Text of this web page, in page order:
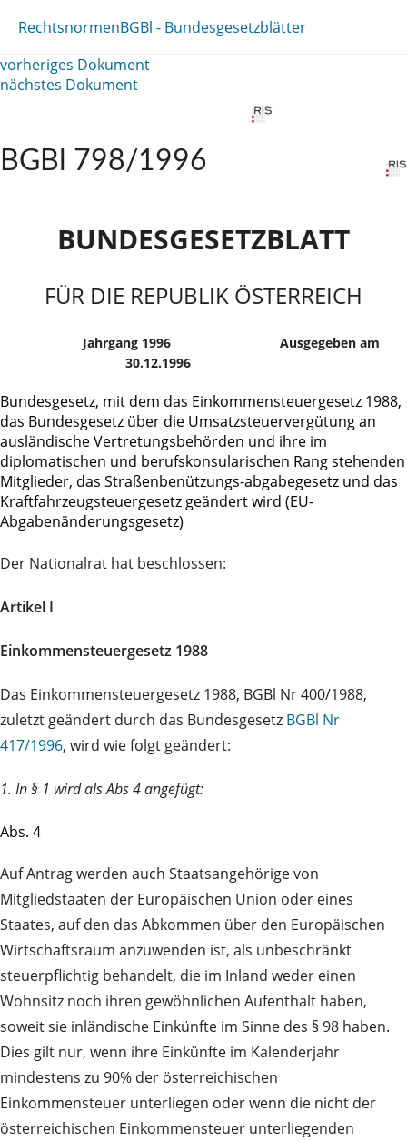
RechtsnormenBGBl - Bundesgesetzblätter
vorheriges Dokument
nächstes Dokument
BGBl 798/1996
BUNDESGESETZBLATT
FÜR DIE REPUBLIK ÖSTERREICH
Jahrgang 1996
Ausgegeben am
30.12.1996
Bundesgesetz, mit dem das Einkommensteuergesetz 1988,
das Bundesgesetz über die Umsatzsteuervergütung an
ausländische Vertretungsbehörden und ihre im
diplomatischen und berufskonsularischen Rang stehenden
Mitglieder, das Straßenbenützungs-abgabegesetz und das
Kraftfahrzeugsteuergesetz geändert wird (EU-
Abgabenänderungsgesetz)
Der Nationalrat hat beschlossen:
Artikel I
Einkommensteuergesetz 1988
Das Einkommensteuergesetz 1988, BGBl Nr 400/1988,
zuletzt geändert durch das Bundesgesetz BGBl Nr
417/1996, wird wie folgt geändert:
1. In § 1 wird als Abs 4 angefügt:
Abs. 4
Auf Antrag werden auch Staatsangehörige von
Mitgliedstaaten der Europäischen Union oder eines
Staates, auf den das Abkommen über den Europäischen
Wirtschaftsraum anzuwenden ist, als unbeschränkt
steuerpflichtig behandelt, die im Inland weder einen
Wohnsitz noch ihren gewöhnlichen Aufenthalt haben,
soweit sie inländische Einkünfte im Sinne des § 98 haben.
Dies gilt nur, wenn ihre Einkünfte im Kalenderjahr
mindestens zu 90% der österreichischen
Einkommensteuer unterliegen oder wenn die nicht der
österreichischen Einkommensteuer unterliegenden